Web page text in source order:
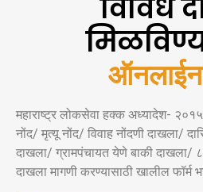
विविध
महाराष्ट्र लोकसेवा हक्क अध्यादेश-
नोंद/ मृत्यू नोंद/ विवाह नोंदणी दाखला/
दाखला/ ग्रामपंचायत येणे बाकी दाखला/
दाखला मागणी करण्यासाठी खालील फॉर्म